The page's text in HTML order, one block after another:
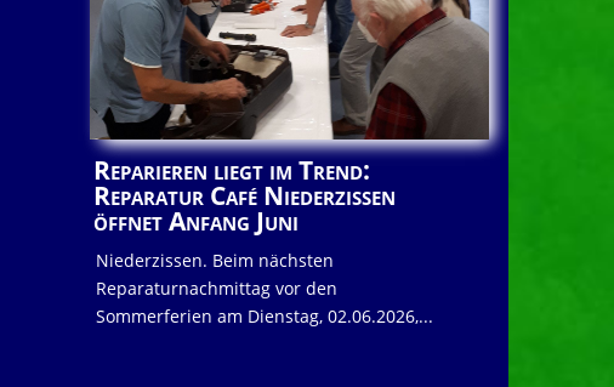
Reparieren liegt im Trend:
Reparatur Café Niederzissen
öffnet Anfang Juni
Niederzissen. Beim nächsten
Reparaturnachmittag vor den
Sommerferien am Dienstag, 02.06.2026,...